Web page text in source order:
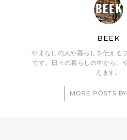
BEEK
やまなしの人や暮らしを伝える
です。日々の暮らしの中から、
えます。
MORE POSTS